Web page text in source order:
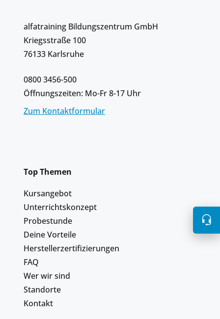
alfatraining Bildungszentrum GmbH
Kriegsstraße 100
76133 Karlsruhe
0800 3456-500
Öffnungszeiten: Mo-Fr 8-17 Uhr
Zum Kontaktformular
Top Themen
Kursangebot
Unterrichtskonzept
Probestunde
Deine Vorteile
Herstellerzertifizierungen
FAQ
Wer wir sind
Standorte
Kontakt